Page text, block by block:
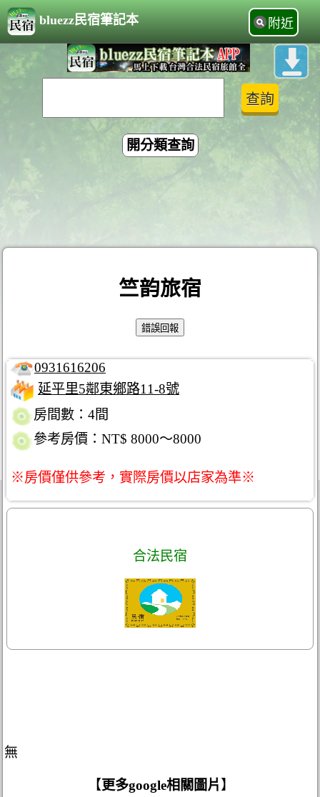
bluezz民宿筆記本 附近
開分類查詢
竺韵旅宿
0931616206
延平里5鄰東鄉路11-8號
房間數：4間
參考房價：NT$ 8000～8000
※房價僅供參考，實際房價以店家為準※
合法民宿
無
【更多google相關圖片 】